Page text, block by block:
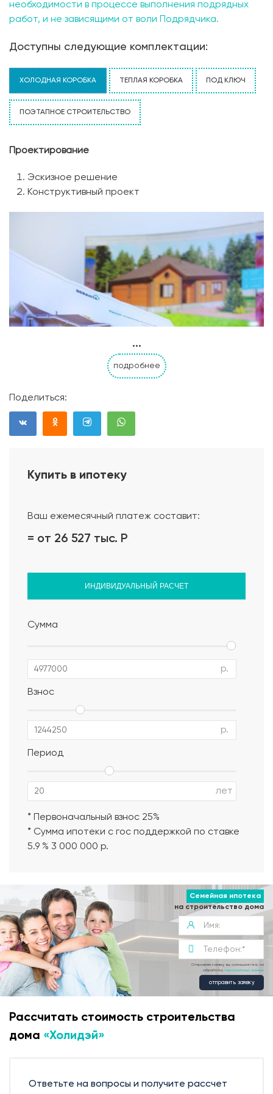
необходимости в процессе выполнения подрядных
работ, и не зависящими от воли Подрядчика.
Доступны следующие комплектации:
ХОЛОДНАЯ КОРОБКА ТЕПЛАЯ КОРОБКА ПОД КЛЮЧ
ПОЭТАПНОЕ СТРОИТЕЛЬСТВО
Проектирование
Эскизное решение
Конструктивный проект
Проект дома
Альбом АР, КР, ИР
...
подробнее
Поделиться:
Купить в ипотеку
Ваш ежемесячный платеж составит:
= от 26 527 тыс. Р
ИНДИВИДУАЛЬНЫЙ РАСЧЕТ
Сумма
р.
Взнос
р.
Период
лет
* Первоначальный взнос 25%
* Сумма ипотеки с гос поддержкой по ставке
5.9 % 3 000 000 р.
Семейная ипотека
на строительство дома
Отправляя заявку, вы соглашаетесь на
обработку персональных данных
отправить заявку
Рассчитать стоимость строительства
дома «Холидэй»
Ответьте на вопросы и получите рассчет